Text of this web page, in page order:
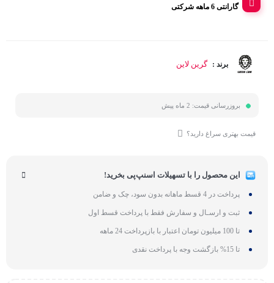
گارانتی 6 ماهه شرکتی
برند : گرین لاین
بروزرسانی قیمت: 2 ماه پیش
قیمت بهتری سراغ دارید؟
این محصول را با تسهیلات اسنپ‌پی بخرید!
پرداخت در 4 قسط ماهانه بدون سود، چک و ضامن
ثبت و ارسـال و سفارش فقط با پرداخت قسط اول
تا 100 میلیون تومان اعتبار با بازپرداخت 24 ماهه
تا 15% بازگشت وجه با پرداخت نقدی